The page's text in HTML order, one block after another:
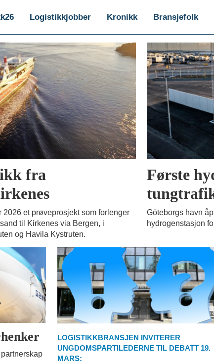
Logistikkjobber Kronikk Bransjefolk
fra
2026 et prøveprosjekt som forlenger
til Kirkenes via Bergen, i
og Havila Kystruten.
Første
Göteborgs havn
hydrogenstasjon
LOGISTIKKBRANSJEN INVITERER
UNGDOMSPARTILEDERNE TIL DEBATT 19.
MARS: